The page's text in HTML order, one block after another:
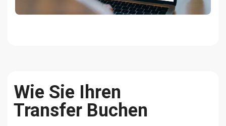
Wie Sie Ihren
Transfer Buchen